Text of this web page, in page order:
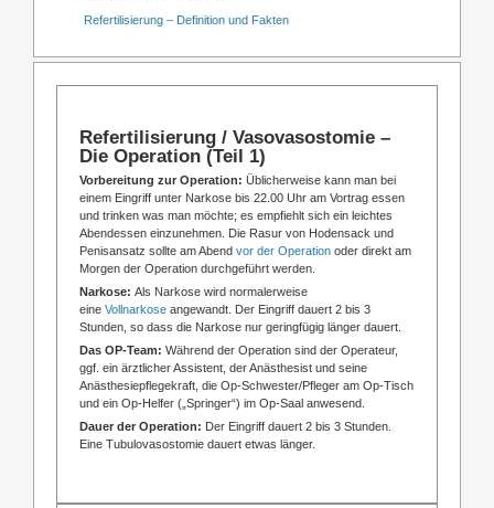
Refertilisierung – Definition und Fakten
Refertilisierung / Vasovasostomie –
Die Operation (Teil 1)
Vorbereitung zur Operation: Üblicherweise kann man bei
einem Eingriff unter Narkose bis 22.00 Uhr am Vortrag essen
und trinken was man möchte; es empfiehlt sich ein leichtes
Abendessen einzunehmen. Die Rasur von Hodensack und
Penisansatz sollte am Abend vor der Operationoder direkt am
Morgen der Operation durchgeführt werden.
Narkose: Als Narkose wird normalerweise
eine Vollnarkoseangewandt. Der Eingriff dauert 2 bis 3
Stunden, so dass die Narkose nur geringfügig länger dauert.
Das OP-Team: Während der Operation sind der Operateur,
ggf. ein ärztlicher Assistent, der Anästhesist und seine
Anästhesiepflegekraft, die Op-Schwester/Pfleger am Op-Tisch
und ein Op-Helfer („Springer“) im Op-Saal anwesend.
Dauer der Operation: Der Eingriff dauert 2 bis 3 Stunden.
Eine Tubulovasostomie dauert etwas länger.